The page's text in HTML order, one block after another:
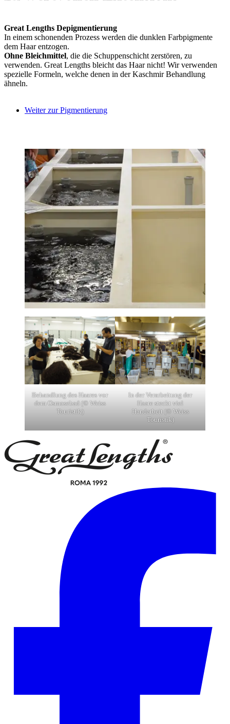
Great Lengths Depigmentierung
In einem schonenden Prozess werden die dunklen Farbpigmente
dem Haar entzogen.
Ohne Bleichmittel, die die Schuppenschicht zerstören, zu
verwenden. Great Lengths bleicht das Haar nicht! Wir verwenden
spezielle Formeln, welche denen in der Kaschmir Behandlung
ähneln.
Weiter zur Pigmentierung
Behandlung des Haares vor
dem Osmosebad (© Weiss
Touristik)
In der Verarbeitung der
Haare steckt viel
Handarbeit (© Weiss
Touristik)